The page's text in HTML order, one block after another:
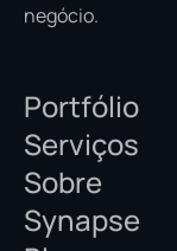
negócio.
Portfólio
Serviços
Sobre
Synapse